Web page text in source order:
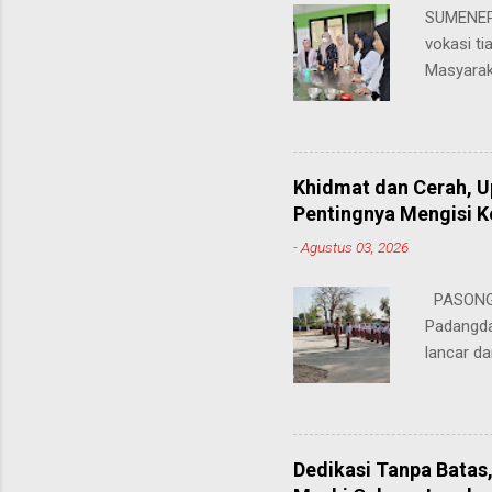
vokasi
hingga
masing.
"Saya
sangat
Khidmat dan Cerah,
Pentingnya Mengisi
-Agustus 03, 2026
lancar
penting
ia
para
Dedikasi Tanpa